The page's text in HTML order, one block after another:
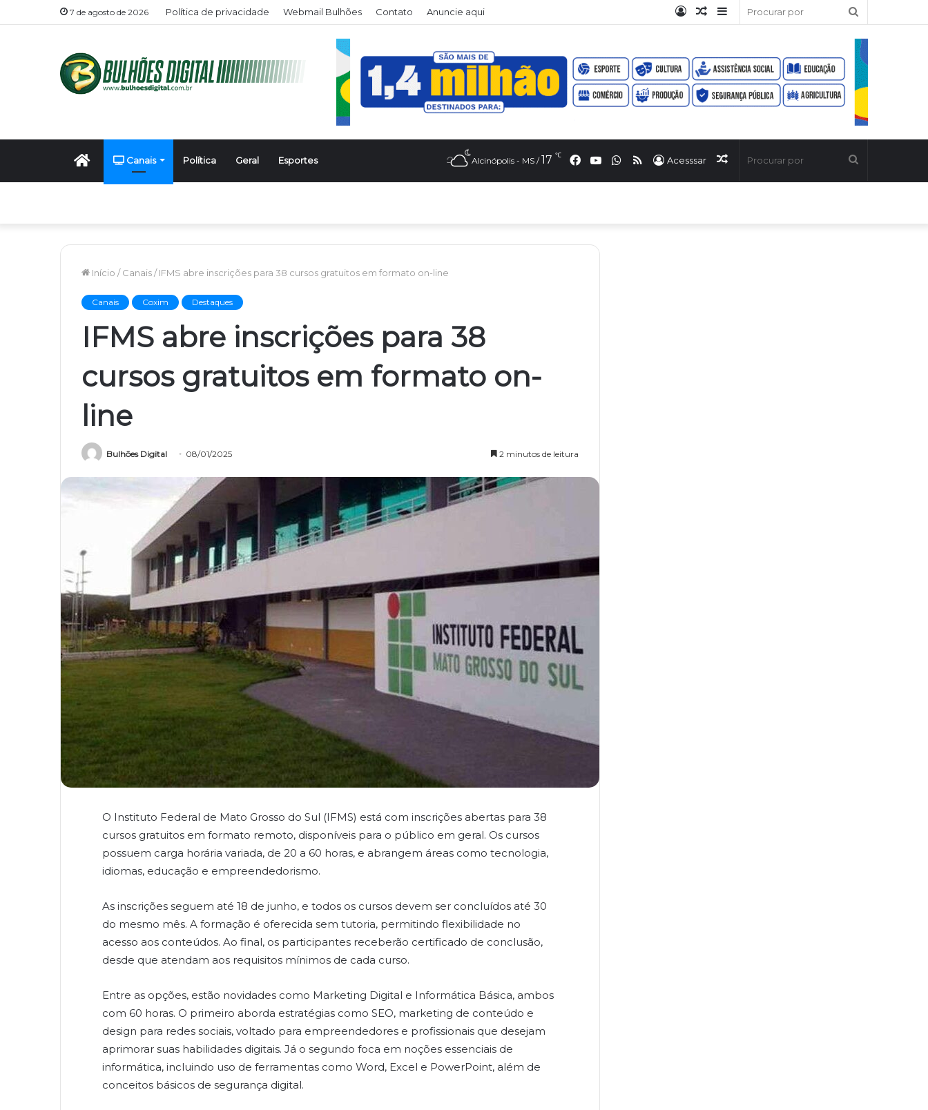
7 de agosto de 2026 Política de privacidade Webmail Bulhões Contato Anuncie aqui
por
Barra
Artigo
Entrar
Início Canais Política Geral Esportes Artigo
Acesssar
RSS
WhatsApp
YouTube
Facebook
Alcinópolis - MS / 17 ℃
Início / Canais/ IFMS abre inscrições para 38 cursos gratuitos em formato on-line
Canais Coxim Destaques
IFMS abre inscrições para 38
cursos gratuitos em formato on-
line
Bulhões Digital 08/01/2025 2 minutos de leitura
O Instituto Federal de Mato Grosso do Sul (IFMS) está com inscrições abertas para 38
cursos gratuitos em formato remoto, disponíveis para o público em geral. Os cursos
possuem carga horária variada, de 20 a 60 horas, e abrangem áreas como tecnologia,
idiomas, educação e empreendedorismo.
As inscrições seguem até 18 de junho, e todos os cursos devem ser concluídos até 30
do mesmo mês. A formação é oferecida sem tutoria, permitindo flexibilidade no
acesso aos conteúdos. Ao final, os participantes receberão certificado de conclusão,
desde que atendam aos requisitos mínimos de cada curso.
Entre as opções, estão novidades como Marketing Digital e Informática Básica, ambos
com 60 horas. O primeiro aborda estratégias como SEO, marketing de conteúdo e
design para redes sociais, voltado para empreendedores e profissionais que desejam
aprimorar suas habilidades digitais. Já o segundo foca em noções essenciais de
informática, incluindo uso de ferramentas como Word, Excel e PowerPoint, além de
conceitos básicos de segurança digital.